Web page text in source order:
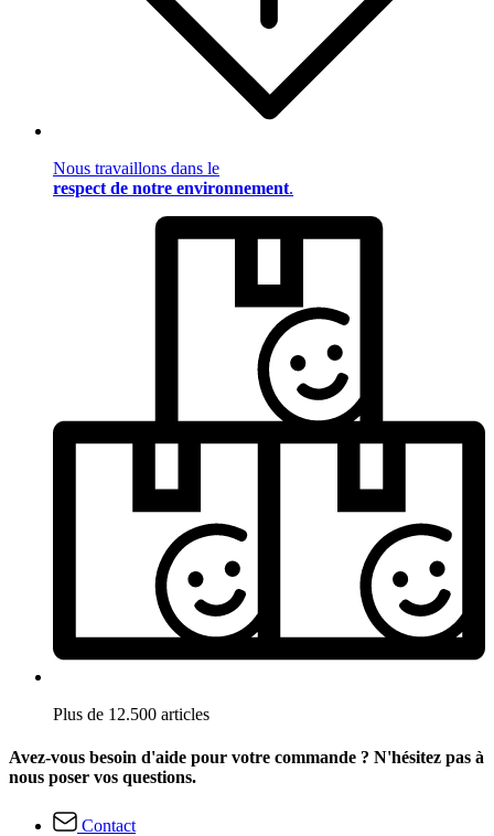
Nous travaillons dans le
respect de notre environnement.
Plus de 12.500 articles
Avez-vous besoin d'aide pour votre commande ? N'hésitez pas à
nous poser vos questions.
Contact